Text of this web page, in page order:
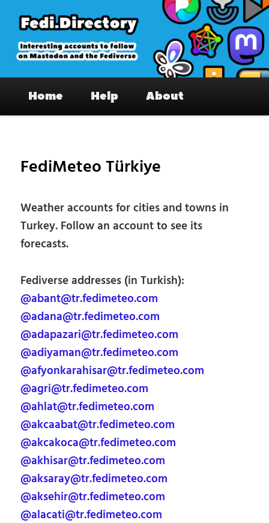
primary
content
Fedi.Directory – Interesting accounts
on Mastodon & the Fediverse
Home Help About
FediMeteo Türkiye
Weather accounts for cities and towns in
Turkey. Follow an account to see its
forecasts.
Fediverse addresses (in Turkish):
@abant@tr.fedimeteo.com
@adana@tr.fedimeteo.com
@adapazari@tr.fedimeteo.com
@adiyaman@tr.fedimeteo.com
@afyonkarahisar@tr.fedimeteo.com
@agri@tr.fedimeteo.com
@ahlat@tr.fedimeteo.com
@akcaabat@tr.fedimeteo.com
@akcakoca@tr.fedimeteo.com
@akhisar@tr.fedimeteo.com
@aksaray@tr.fedimeteo.com
@aksehir@tr.fedimeteo.com
@alacati@tr.fedimeteo.com